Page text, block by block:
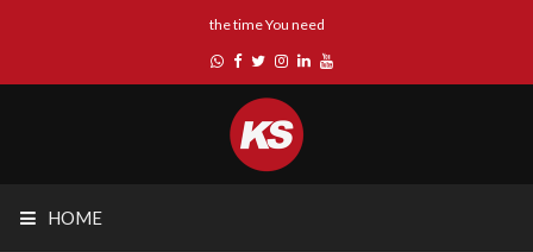
the time You need
HOME